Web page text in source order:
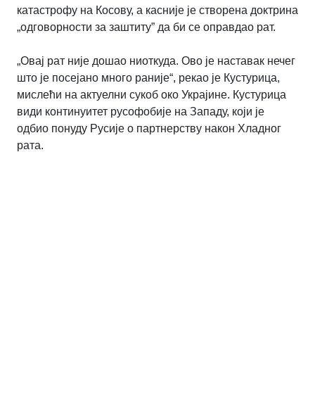
катастрофу на Косову, а касније је створена доктрина
„одговорности за заштиту” да би се оправдао рат.
„Овај рат није дошао ниоткуда. Ово је наставак нечег
што је посејано много раније“, рекао је Кустурица,
мислећи на актуелни сукоб око Украјине. Кустурица
види континуитет русофобије на Западу, који је
одбио понуду Русије о партнерству након Хладног
рата.